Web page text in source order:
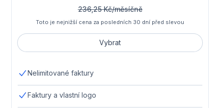
236,25 Kč/měsíčně
Toto je nejnižší cena za posledních 30 dní před slevou
Vybrat
Nelimitované faktury
Faktury a vlastní logo